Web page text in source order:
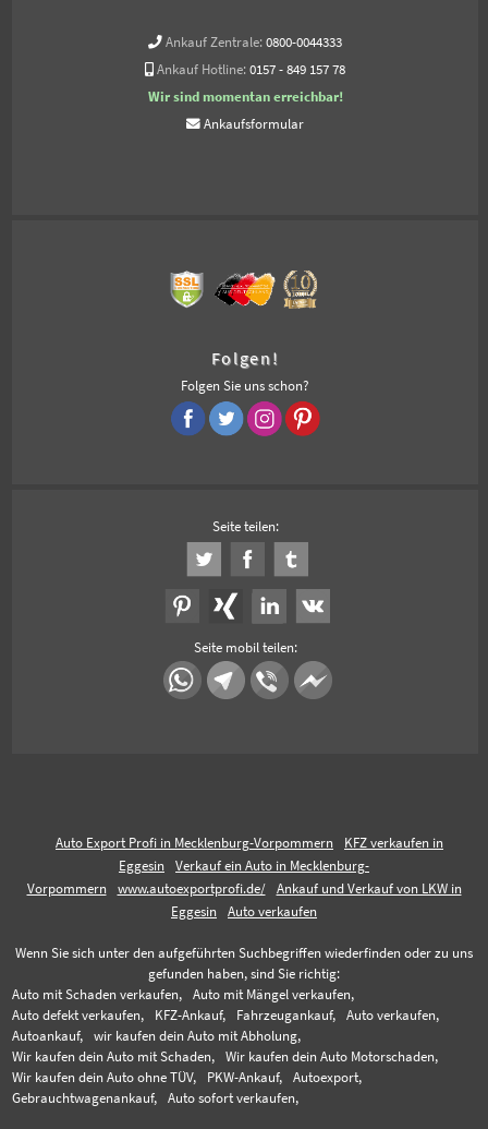
Ankauf Zentrale: 0800-0044333
Ankauf Hotline: 0157 - 849 157 78
Wir sind momentan erreichbar!
Ankaufsformular
Folgen!
Folgen Sie uns schon?
Seite teilen:
Seite mobil teilen:
Auto Export Profi in Mecklenburg-Vorpommern
KFZ verkaufen in
Eggesin
Verkauf ein Auto in Mecklenburg-
Vorpommern
www.autoexportprofi.de/
Ankauf und Verkauf von LKW in
Eggesin
Auto verkaufen
Wenn Sie sich unter den aufgeführten Suchbegriffen wiederfinden oder zu uns
gefunden haben, sind Sie richtig:
Auto mit Schaden verkaufen,
Auto mit Mängel verkaufen,
Auto defekt verkaufen,
KFZ-Ankauf, Fahrzeugankauf,
Auto verkaufen,
Autoankauf,
wir kaufen dein Auto mit Abholung,
Wir kaufen dein Auto mit Schaden,
Wir kaufen dein Auto Motorschaden,
Wir kaufen dein Auto ohne TÜV,
PKW-Ankauf,
Autoexport,
Gebrauchtwagenankauf,
Auto sofort verkaufen,